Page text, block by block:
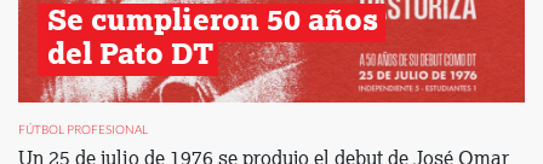
Se cumplieron 50 años
del Pato DT
FÚTBOL PROFESIONAL
Un 25 de julio de 1976 se produjo el debut de José Omar